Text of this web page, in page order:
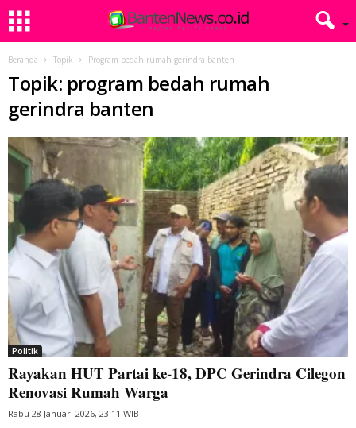
Beranda Topik Program bedah rumah gerindra banten
Topik: program bedah rumah
gerindra banten
Politik
Rayakan HUT Partai ke-18, DPC Gerindra Cilegon
Renovasi Rumah Warga
Rabu 28 Januari 2026, 23:11 WIB